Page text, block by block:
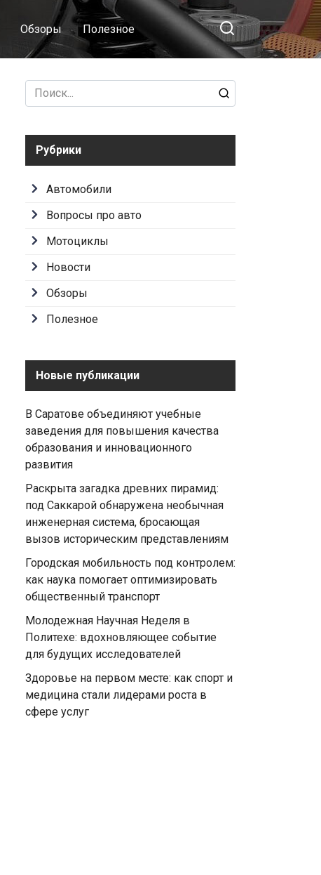
Обзоры Полезное
Search
for:
Рубрики
Автомобили
Вопросы про авто
Мотоциклы
Новости
Обзоры
Полезное
Новые публикации
В Саратове объединяют учебные
заведения для повышения качества
образования и инновационного
развития
Раскрыта загадка древних пирамид:
под Саккарой обнаружена необычная
инженерная система, бросающая
вызов историческим представлениям
Городская мобильность под контролем:
как наука помогает оптимизировать
общественный транспорт
Молодежная Научная Неделя в
Политехе: вдохновляющее событие
для будущих исследователей
Здоровье на первом месте: как спорт и
медицина стали лидерами роста в
сфере услуг